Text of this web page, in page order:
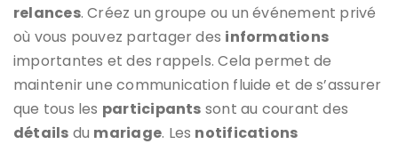
relances. Créez un groupe ou un événement privé
où vous pouvez partager des informations
importantes et des rappels. Cela permet de
maintenir une communication fluide et de s’assurer
que tous les participants sont au courant des
détails du mariage. Les notifications